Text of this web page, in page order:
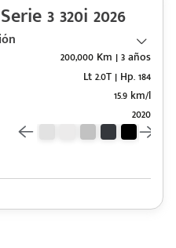
3 320i 2026
200,000 Km | 3 años
Lt 2.0T | Hp. 184
15.9 km/l
2020